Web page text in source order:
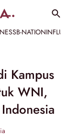
B-NATION
Kampus
WNI,